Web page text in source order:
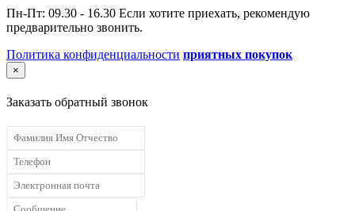
Пн-Пт: 09.30 - 16.30 Если хотите приехать, рекомендую
предварительно звонить.
Политика конфиденциальности приятных покупок
×
Заказать обратный звонок